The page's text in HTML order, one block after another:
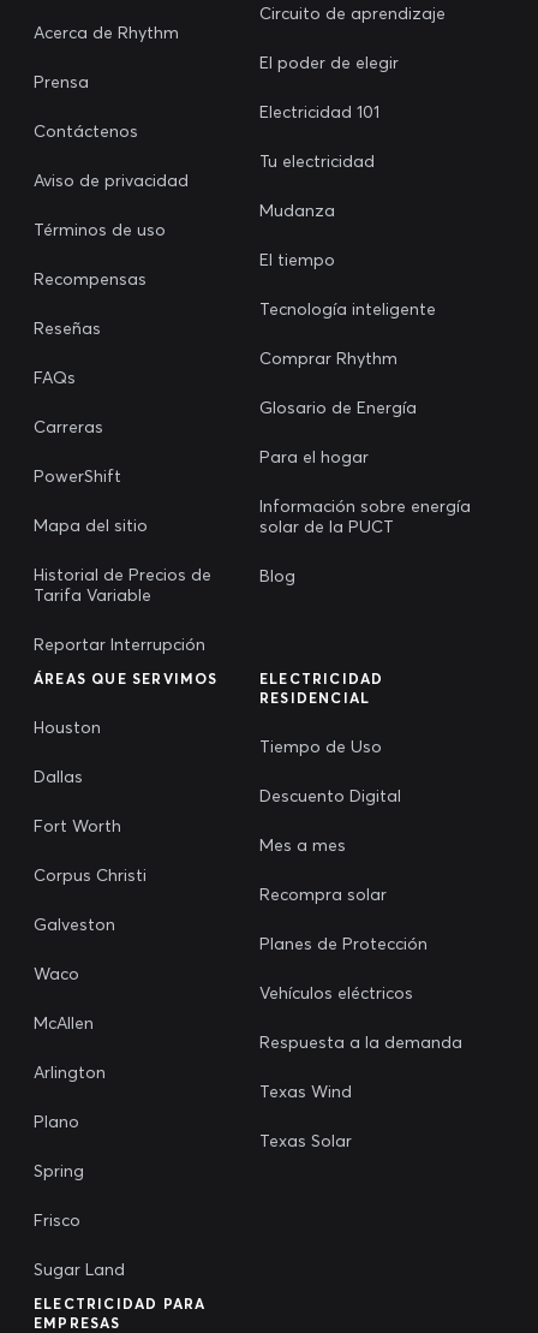
Acerca de Rhythm
Prensa
Contáctenos
Aviso de privacidad
Términos de uso
Recompensas
Reseñas
FAQs
Carreras
PowerShift
Mapa del sitio
Historial de Precios de
Tarifa Variable
Reportar Interrupción
Circuito de aprendizaje
El poder de elegir
Electricidad 101
Tu electricidad
Mudanza
El tiempo
Tecnología inteligente
Comprar Rhythm
Glosario de Energía
Para el hogar
Información sobre energía
solar de la PUCT
Blog
ÁREAS QUE SERVIMOS
Houston
Dallas
Fort Worth
Corpus Christi
Galveston
Waco
McAllen
Arlington
Plano
Spring
Frisco
Sugar Land
ELECTRICIDAD
RESIDENCIAL
Tiempo de Uso
Descuento Digital
Mes a mes
Recompra solar
Planes de Protección
Vehículos eléctricos
Respuesta a la demanda
Texas Wind
Texas Solar
ELECTRICIDAD PARA
EMPRESAS